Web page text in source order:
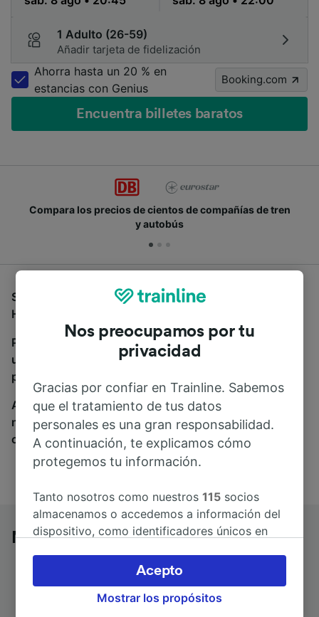
1 Adulto (26-59)
Añadir tarjeta de fidelización
Ahorra hasta un 20 % en
estancias con Genius
Booking.com
Encuentra billetes baratos
Compara los precios de cientos de compañías de tren
y autobús
Si estás buscando autobuses de Norden a Mannheim
Hbf, estás en el sitio adecuado.
Para encontrar billetes de autobús, simplemente haz
una búsqueda y nosotros compararemos horarios y
precios tanto de tren como de autobús.
A donde quiera que vayas, tu viaje empieza con
nosotros. Encuentra billetes de más de 170
compañías de tren y autobús.
Norden a Mannheim Hbf en autobús
Nos preocupamos por tu
privacidad
Gracias por confiar en Trainline. Sabemos
que el tratamiento de tus datos
personales es una gran responsabilidad.
A continuación, te explicamos cómo
protegemos tu información.
Tanto nosotros como nuestros115 socios
almacenamos o accedemos a información del
dispositivo, como identificadores únicos en
Puedes aceptar o administrar tus preferencias
haciendo clic abajo, incluido el derecho de
oposición en función de tu interés legítimo o,
Mostrar los propósitos
Acepto